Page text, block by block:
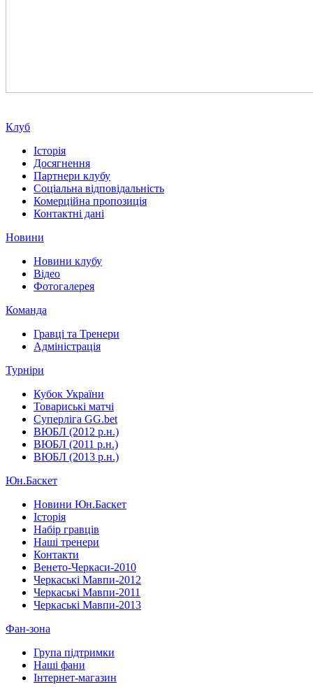
Клуб
Історія
Досягнення
Партнери клубу
Соціальна відповідальність
Комерційна пропозиція
Контактні дані
Новини
Новини клубу
Відео
Фотогалерея
Команда
Гравці та Тренери
Адміністрація
Турніри
Кубок України
Товариські матчі
Суперліга GG.bet
ВЮБЛ (2012 р.н.)
ВЮБЛ (2011 р.н.)
ВЮБЛ (2013 р.н.)
Юн.Баскет
Новини Юн.Баскет
Історія
Набір гравців
Наші тренери
Контакти
Венето-Черкаси-2010
Черкаські Мавпи-2012
Черкаські Мавпи-2011
Черкаські Мавпи-2013
Фан-зона
Група підтримки
Наші фани
Інтернет-магазин